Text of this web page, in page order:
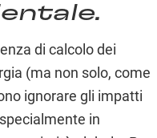
di calcolo dei
(ma non solo, come
ignorare gli impatti
in